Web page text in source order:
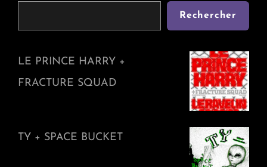
Rechercher
LE PRINCE HARRY +
FRACTURE SQUAD
TY + SPACE BUCKET